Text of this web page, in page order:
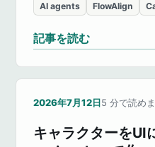
AI agents FlowAlign
記事を読む
2026年7月12日5 分で読め
キャラクターをUI